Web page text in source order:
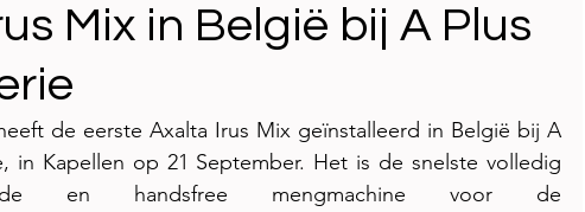
Mix in België bij A Plus
de eerste Axalta Irus Mix geïnstalleerd in België bij A
in Kapellen op 21 September. Het is de snelste volledig
en handsfree mengmachine voor de